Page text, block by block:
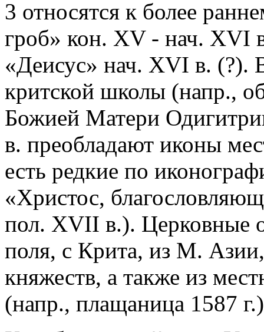
3 относятся к более
гроб» кон. XV - нач. XVI
«Деисус» нач. XVI в. (?).
критской школы (напр.,
Божией Матери
в. преобладают иконы
есть редкие по
«Христос,
пол. XVII в.). Церковные
поля, с Крита, из М.
княжеств, а также из
(напр., плащаница 1587